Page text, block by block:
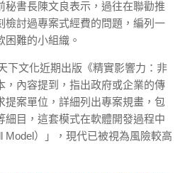
秘書長陳文良表示，過往在聯勸推
檢討過專案式經費的問題，編列一
難的小組織。
下文化近期出版《精實影響力：非
，內容提到，指出政府或企業的傳
提案單位，詳細列出專案規畫，包
細目，這套模式在軟體開發過程中
Model）」，現代已被視為風險較高